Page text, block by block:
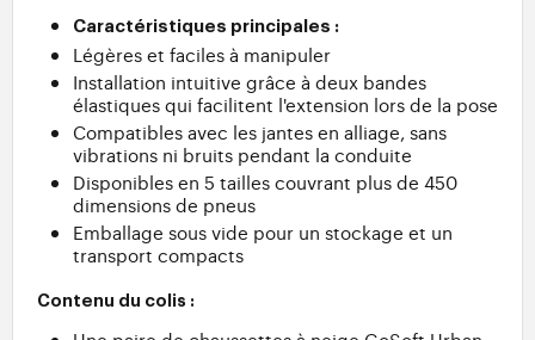
Caractéristiques principales :
Légères et faciles à manipuler
Installation intuitive grâce à deux bandes
élastiques qui facilitent l'extension lors de la pose
Compatibles avec les jantes en alliage, sans
vibrations ni bruits pendant la conduite
Disponibles en 5 tailles couvrant plus de 450
dimensions de pneus
Emballage sous vide pour un stockage et un
transport compacts
Contenu du colis :